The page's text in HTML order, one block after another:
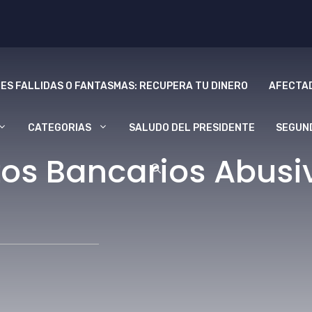
FALLIDAS O FANTASMAS: RECUPERA TU DINERO
CATEGORIAS SALUDO DEL PRESIDENTE
Bancarios